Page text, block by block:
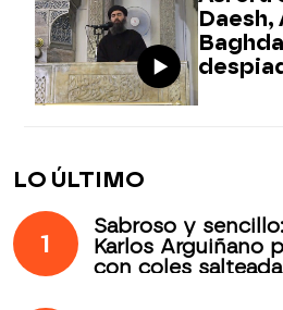
Daesh,
LO ÚLTIMO
1
Sabroso y
Karlos Arguiñano
con coles